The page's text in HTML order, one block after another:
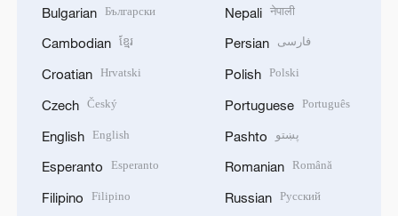
Bulgarian Български
Cambodian ខ្មែរ
Croatian Hrvatski
Czech Český
English English
Esperanto Esperanto
Filipino Filipino
Nepali नेपाली
Persian فارسی
Polish Polski
Portuguese Português
Pashto پښتو
Romanian Română
Russian Русский